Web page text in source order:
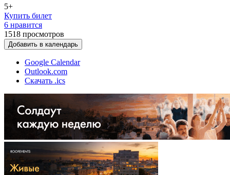
5+
Купить билет
6 нравится
1518 просмотров
Добавить в календарь
Google Calendar
Outlook.com
Скачать .ics